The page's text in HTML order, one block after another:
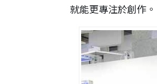
就能更專注於創作。